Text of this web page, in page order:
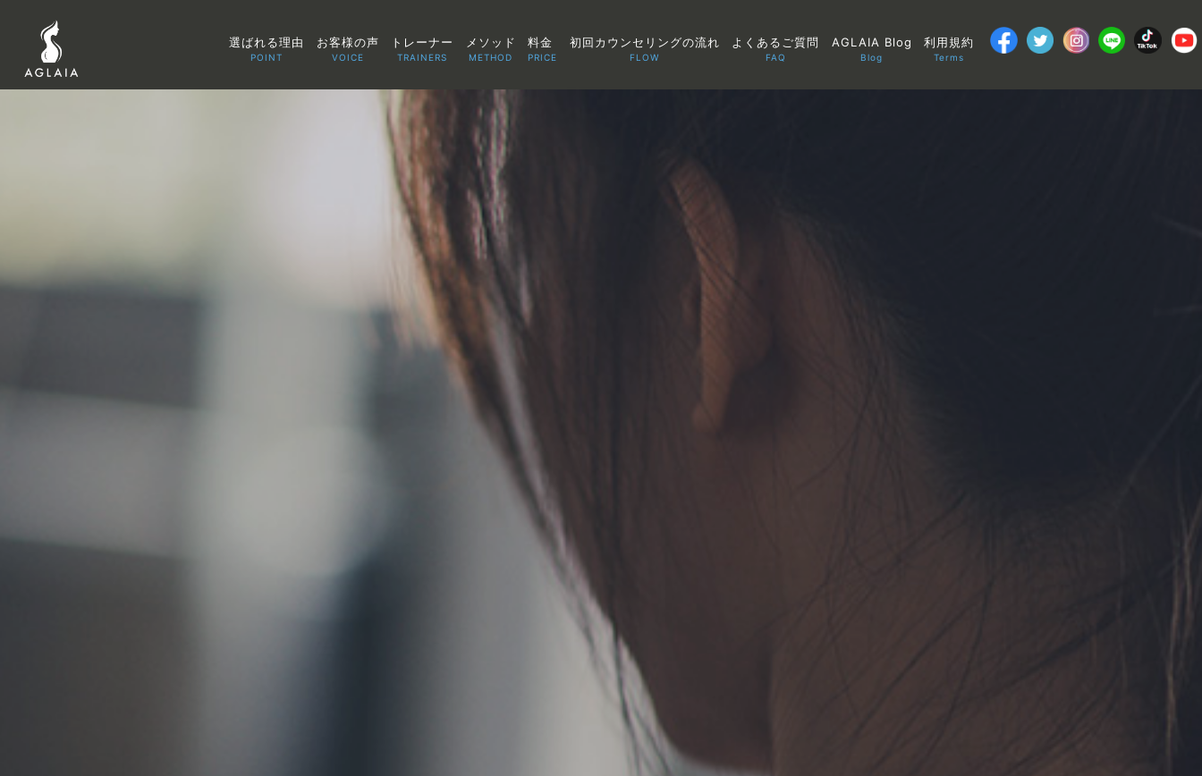
選ばれる理由
POINT
お客様の声
VOICE
トレーナー
TRAINERS
メソッド
METHOD
料金
PRICE
初回カウンセリングの流れ
FLOW
よくあるご質問
FAQ
AGLAIA Blog
Blog
利用規約
Terms